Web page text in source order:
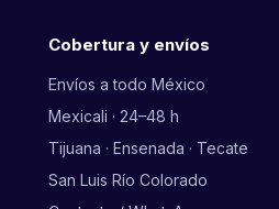
Cobertura y envíos
Envíos a todo México
Mexicali · 24–48 h
Tijuana · Ensenada · Tecate
San Luis Río Colorado